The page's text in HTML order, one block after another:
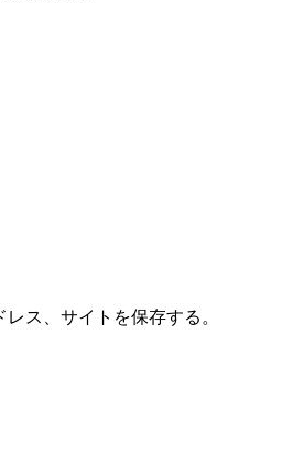
ス、サイトを保存する。